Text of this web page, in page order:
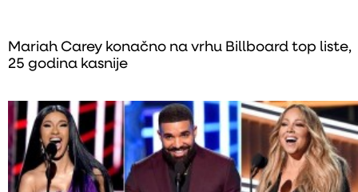
Mariah Carey konačno na vrhu Billboard top liste,
25 godina kasnije